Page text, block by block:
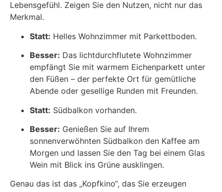
Lebensgefühl. Zeigen Sie den Nutzen, nicht nur das
Merkmal.
Statt: Helles Wohnzimmer mit Parkettboden.
Besser: Das lichtdurchflutete Wohnzimmer
empfängt Sie mit warmem Eichenparkett unter
den Füßen – der perfekte Ort für gemütliche
Abende oder gesellige Runden mit Freunden.
Statt: Südbalkon vorhanden.
Besser: Genießen Sie auf Ihrem
sonnenverwöhnten Südbalkon den Kaffee am
Morgen und lassen Sie den Tag bei einem Glas
Wein mit Blick ins Grüne ausklingen.
Genau das ist das „Kopfkino“, das Sie erzeugen